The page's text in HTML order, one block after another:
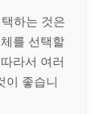
하는 것은
를 선택할
라서 여러
이 좋습니